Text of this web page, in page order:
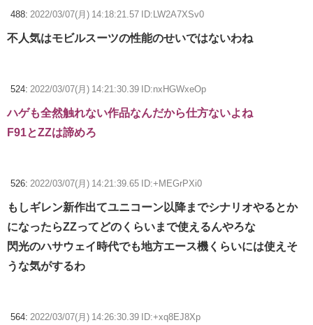
488: 2022/03/07(月) 14:18:21.57 ID:LW2A7XSv0
不人気はモビルスーツの性能のせいではないわね
524: 2022/03/07(月) 14:21:30.39 ID:nxHGWxeOp
ハゲも全然触れない作品なんだから仕方ないよね
F91とZZは諦めろ
526: 2022/03/07(月) 14:21:39.65 ID:+MEGrPXi0
もしギレン新作出てユニコーン以降までシナリオやるとか
になったらZZってどのくらいまで使えるんやろな
閃光のハサウェイ時代でも地方エース機くらいには使えそ
うな気がするわ
564: 2022/03/07(月) 14:26:30.39 ID:+xq8EJ8Xp